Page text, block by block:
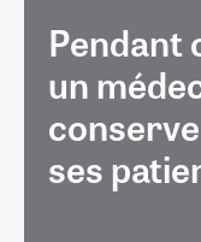
Pendant
un
ses